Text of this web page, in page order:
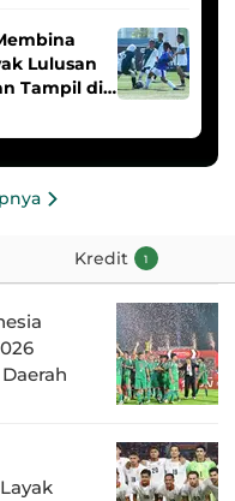
Lulusan
Tampil di
Kredit 1